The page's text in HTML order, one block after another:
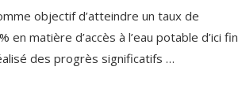
objectif d’atteindre un taux de
en matière d’accès à l’eau potable d’ici fin
des progrès significatifs …